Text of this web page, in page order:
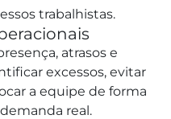
trabalhistas.
atrasos e
excessos, evitar
a equipe de forma
real.